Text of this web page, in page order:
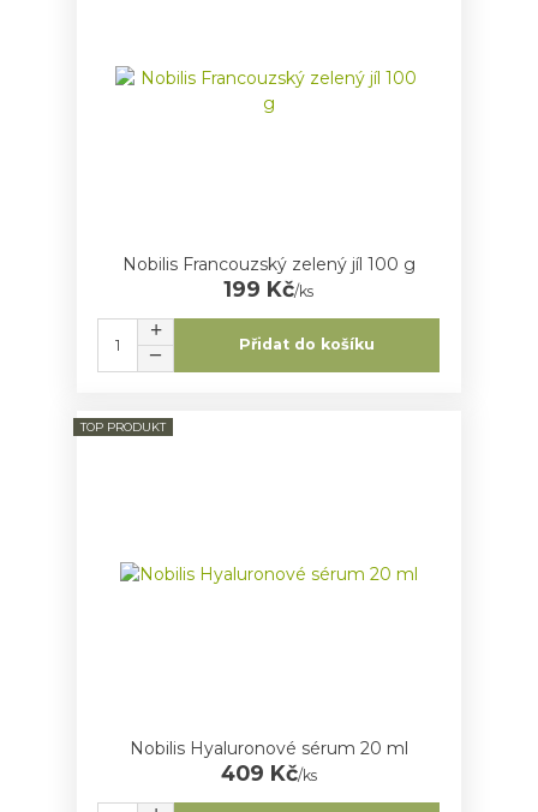
Nobilis Francouzský zelený jíl 100 g
199 Kč/ks
Přidat do košíku
TOP PRODUKT
Nobilis Hyaluronové sérum 20 ml
409 Kč/ks